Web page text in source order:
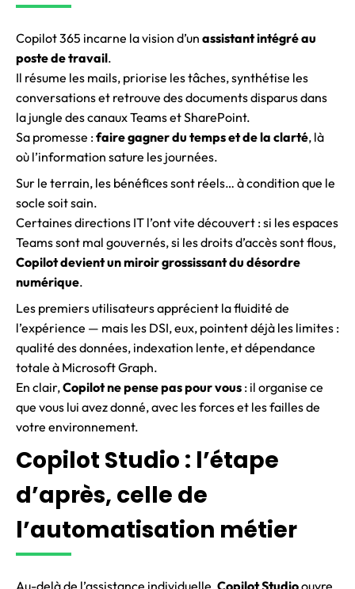
Copilot 365 incarne la vision d’un assistant intégré au
poste de travail.
Il résume les mails, priorise les tâches, synthétise les
conversations et retrouve des documents disparus dans
la jungle des canaux Teams et SharePoint.
Sa promesse :faire gagner du temps et de la clarté, là
où l’information sature les journées.
Sur le terrain, les bénéfices sont réels… à condition que le
socle soit sain.
Certaines directions IT l’ont vite découvert : si les espaces
Teams sont mal gouvernés, si les droits d’accès sont flous,
Copilot devient un miroir grossissant du désordre
numérique.
Les premiers utilisateurs apprécient la fluidité de
l’expérience — mais les DSI, eux, pointent déjà les limites :
qualité des données, indexation lente, et dépendance
totale à Microsoft Graph.
En clair,Copilot ne pense pas pour vous : il organise ce
que vous lui avez donné, avec les forces et les failles de
votre environnement.
Copilot Studio : l’étape
d’après, celle de
l’automatisation métier
Au-delà de l’assistance individuelle,Copilot Studioouvre